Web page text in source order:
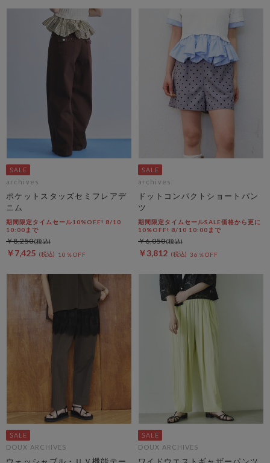
archives
ポケットスタッズセミフレアデ
ニム
期間限定タイムセール10%OFF! 8/10
10:00まで
￥7,425 10％OFF
￥8,250
archives
ドットコンパクトショートパン
ツ
期間限定タイムセールSALE価格から更に
10%OFF! 8/10 10:00まで
￥3,812 36％OFF
￥6,050
DOUX ARCHIVES
ウォッシャブル・ＵＶ機能テー
DOUX ARCHIVES
ワイドウエストギャザーパンツ